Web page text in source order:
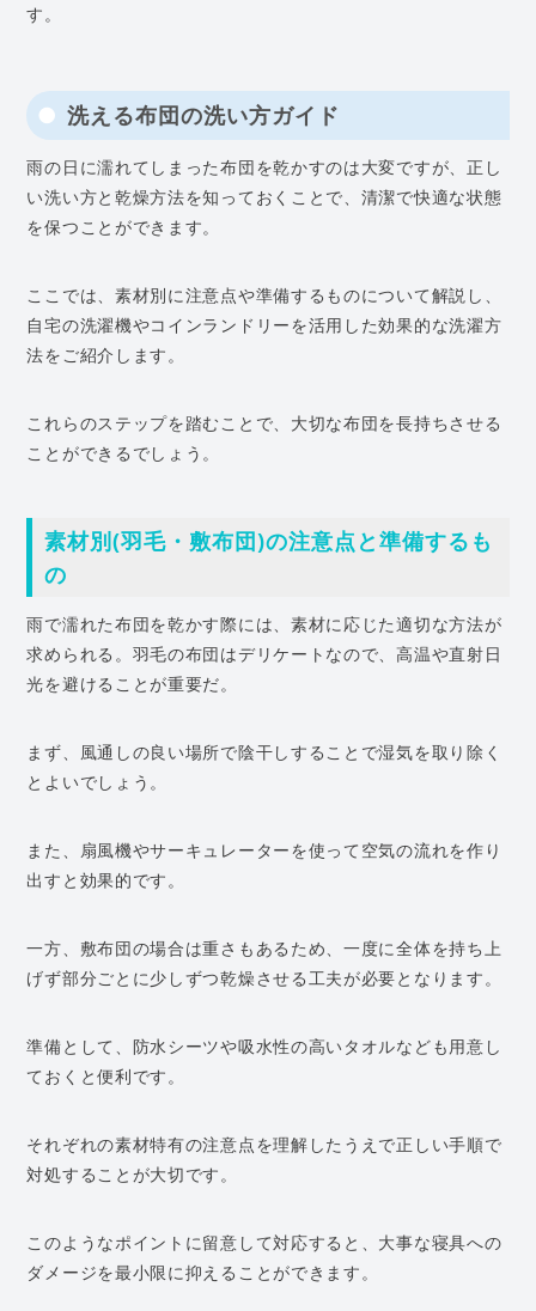
す。
洗える布団の洗い方ガイド
雨の日に濡れてしまった布団を乾かすのは大変ですが、正し
い洗い方と乾燥方法を知っておくことで、清潔で快適な状態
を保つことができます。
ここでは、素材別に注意点や準備するものについて解説し、
自宅の洗濯機やコインランドリーを活用した効果的な洗濯方
法をご紹介します。
これらのステップを踏むことで、大切な布団を長持ちさせる
ことができるでしょう。
素材別(羽毛・敷布団)の注意点と準備するも
の
雨で濡れた布団を乾かす際には、素材に応じた適切な方法が
求められる。羽毛の布団はデリケートなので、高温や直射日
光を避けることが重要だ。
まず、風通しの良い場所で陰干しすることで湿気を取り除く
とよいでしょう。
また、扇風機やサーキュレーターを使って空気の流れを作り
出すと効果的です。
一方、敷布団の場合は重さもあるため、一度に全体を持ち上
げず部分ごとに少しずつ乾燥させる工夫が必要となります。
準備として、防水シーツや吸水性の高いタオルなども用意し
ておくと便利です。
それぞれの素材特有の注意点を理解したうえで正しい手順で
対処することが大切です。
このようなポイントに留意して対応すると、大事な寝具への
ダメージを最小限に抑えることができます。